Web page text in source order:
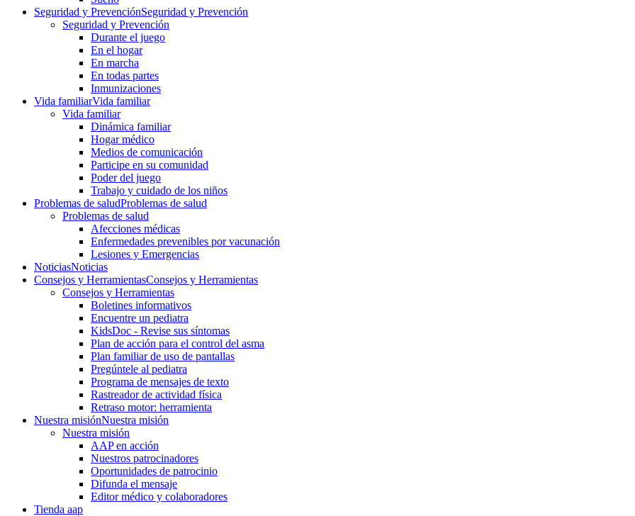
Seguridad y PrevenciónSeguridad y Prevención
Seguridad y Prevención
Durante el juego
En el hogar
En marcha
En todas partes
Inmunizaciones
Vida familiarVida familiar
Vida familiar
Dinámica familiar
Hogar médico
Medios de comunicación
Participe en su comunidad
Poder del juego
Trabajo y cuidado de los niños
Problemas de saludProblemas de salud
Problemas de salud
Afecciones médicas
Enfermedades prevenibles por vacunación
Lesiones y Emergencias
NoticiasNoticias
Consejos y HerramientasConsejos y Herramientas
Consejos y Herramientas
Boletines informativos
Encuentre un pediatra
KidsDoc - Revise sus síntomas
Plan de acción para el control del asma
Plan familiar de uso de pantallas
Pregúntele al pediatra
Programa de mensajes de texto
Rastre​​ador de activida​d física
Retraso motor: herramienta
Nuestra misiónNuestra misión
Nuestra misión
AAP en acción
Nuestros patrocinadores
Oportunidades de patrocinio
Difunda el mensaje
Editor médico y colaboradores
Tienda aap